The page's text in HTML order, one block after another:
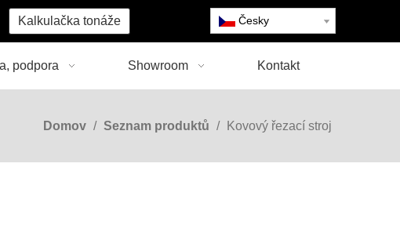
Kalkulačka tonáže Česky
podpora Showroom Kontakt
Domov / Seznam produktů / Kovový řezací stroj